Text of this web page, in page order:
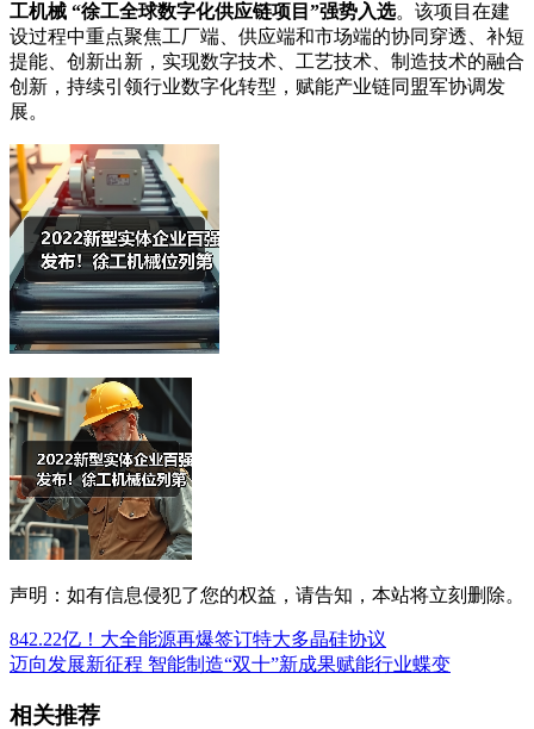
工机械 “徐工全球数字化供应链项目”强势入选。该项目在建
设过程中重点聚焦工厂端、供应端和市场端的协同穿透、补短
提能、创新出新，实现数字技术、工艺技术、制造技术的融合
创新，持续引领行业数字化转型，赋能产业链同盟军协调发
展。
声明：如有信息侵犯了您的权益，请告知，本站将立刻删除。
842.22亿！大全能源再爆签订特大多晶硅协议
迈向发展新征程 智能制造“双十”新成果赋能行业蝶变
相关推荐